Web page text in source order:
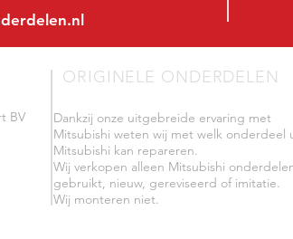
BV
ORIGINELE ONDERDELEN
Dankzij onze uitgebreide ervaring met
Mitsubishi weten wij met welk onderdeel
Mitsubishi kan repareren.
Wij verkopen alleen Mitsubishi
gebruikt, nieuw, gereviseerd of imitatie.
Wij monteren niet.